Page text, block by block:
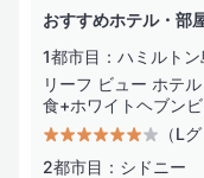
おすすめホテル・部
1都市目：ハミルトン
リーフ ビュー ホテ
食+ホワイトヘブンビ
（L
2都市目：シドニー